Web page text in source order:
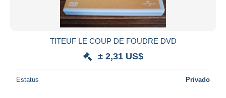
TITEUF LE COUP DE FOUDRE DVD
± 2,31 US$
Estatus Privado